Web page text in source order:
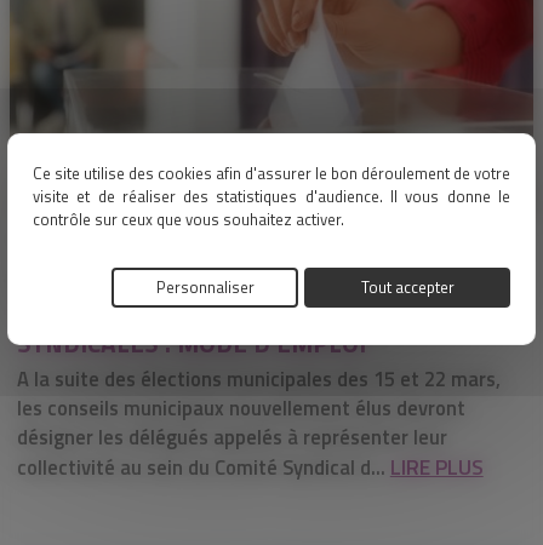
Ce site utilise des cookies afin d'assurer le bon déroulement de votre
visite et de réaliser des statistiques d'audience. Il vous donne le
contrôle sur ceux que vous souhaitez activer.
Tout accepter
Personnaliser
Administration générale
RENOUVELLEMENT DES INSTANCES
SYNDICALES : MODE D'EMPLOI
A la suite des élections municipales des 15 et 22 mars,
les conseils municipaux nouvellement élus devront
désigner les délégués appelés à représenter leur
collectivité au sein du Comité Syndical d... LIRE PLUS